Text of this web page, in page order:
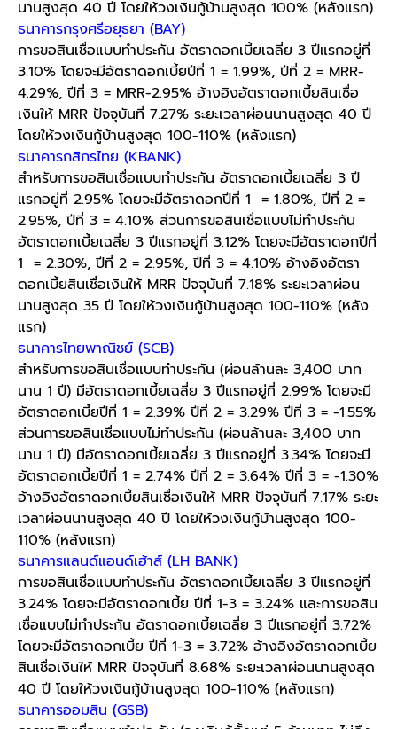
นานสูงสุด 40 ปี โดยให้วงเงินกู้บ้านสูงสุด 100% (หลังแรก)
ธนาคารกรุงศรีอยุธยา (BAY)
การขอสินเชื่อแบบทำประกัน อัตราดอกเบี้ยเฉลี่ย 3 ปีแรกอยู่ที่
3.10% โดยจะมีอัตราดอกเบี้ยปีที่ 1 = 1.99%, ปีที่ 2 = MRR-
4.29%, ปีที่ 3 = MRR-2.95% อ้างอิงอัตราดอกเบี้ยสินเชื่อ
เงินให้ MRR ปัจจุบันที่ 7.27% ระยะเวลาผ่อนนานสูงสุด 40 ปี
โดยให้วงเงินกู้บ้านสูงสุด 100-110% (หลังแรก)
ธนาคารกสิกรไทย (KBANK)
สำหรับการขอสินเชื่อแบบทำประกัน อัตราดอกเบี้ยเฉลี่ย 3 ปี
แรกอยู่ที่ 2.95% โดยจะมีอัตราดอกปีที่ 1 = 1.80%, ปีที่ 2 =
2.95%, ปีที่ 3 = 4.10% ส่วนการขอสินเชื่อแบบไม่ทำประกัน
อัตราดอกเบี้ยเฉลี่ย 3 ปีแรกอยู่ที่ 3.12% โดยจะมีอัตราดอกปีที่
1 = 2.30%, ปีที่ 2 = 2.95%, ปีที่ 3 = 4.10% อ้างอิงอัตรา
ดอกเบี้ยสินเชื่อเงินให้ MRR ปัจจุบันที่ 7.18% ระยะเวลาผ่อน
นานสูงสุด 35 ปี โดยให้วงเงินกู้บ้านสูงสุด 100-110% (หลัง
แรก)
ธนาคารไทยพาณิชย์ (SCB)
สำหรับการขอสินเชื่อแบบทำประกัน (ผ่อนล้านละ 3,400 บาท
นาน 1 ปี) มีอัตราดอกเบี้ยเฉลี่ย 3 ปีแรกอยู่ที่ 2.99% โดยจะมี
อัตราดอกเบี้ยปีที่ 1 = 2.39% ปีที่ 2 = 3.29% ปีที่ 3 = -1.55%
ส่วนการขอสินเชื่อแบบไม่ทำประกัน (ผ่อนล้านละ 3,400 บาท
นาน 1 ปี) มีอัตราดอกเบี้ยเฉลี่ย 3 ปีแรกอยู่ที่ 3.34% โดยจะมี
อัตราดอกเบี้ยปีที่ 1 = 2.74% ปีที่ 2 = 3.64% ปีที่ 3 = -1.30%
อ้างอิงอัตราดอกเบี้ยสินเชื่อเงินให้ MRR ปัจจุบันที่ 7.17% ระยะ
เวลาผ่อนนานสูงสุด 40 ปี โดยให้วงเงินกู้บ้านสูงสุด 100-
110% (หลังแรก)
ธนาคารแลนด์แอนด์เฮ้าส์ (LH BANK)
การขอสินเชื่อแบบทำประกัน อัตราดอกเบี้ยเฉลี่ย 3 ปีแรกอยู่ที่
3.24% โดยจะมีอัตราดอกเบี้ย ปีที่ 1-3 = 3.24% และการขอสิน
เชื่อแบบไม่ทำประกัน อัตราดอกเบี้ยเฉลี่ย 3 ปีแรกอยู่ที่ 3.72%
โดยจะมีอัตราดอกเบี้ย ปีที่ 1-3 = 3.72% อ้างอิงอัตราดอกเบี้ย
สินเชื่อเงินให้ MRR ปัจจุบันที่ 8.68% ระยะเวลาผ่อนนานสูงสุด
40 ปี โดยให้วงเงินกู้บ้านสูงสุด 100-110% (หลังแรก)
ธนาคารออมสิน (GSB)